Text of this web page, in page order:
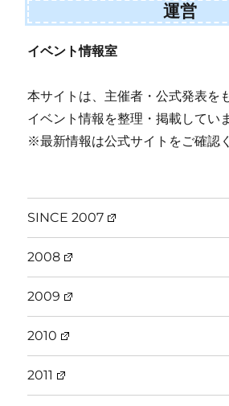
運営
イベント情報室
本サイトは、主催者・公式発表を
イベント情報を整理・掲載してい
※最新情報は公式サイトをご確認
SINCE 2007
2008
2009
2010
2011